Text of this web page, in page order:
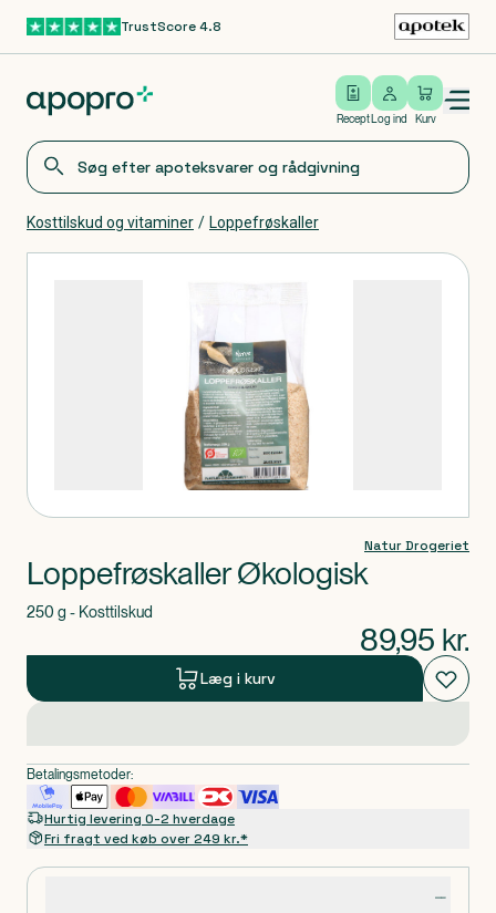
Gå til hovedindholdTrustScore 4.8
Recept
Log ind
Log ind Kurv
Open/close menu
Kosttilskud og vitaminer / Loppefrøskaller
Natur Drogeriet
Loppefrøskaller Økologisk
250 g - Kosttilskud
89,95 kr.
Læg i kurv
Betalingsmetoder:
Hurtig levering 0-2 hverdage
Fri fragt ved køb over 249 kr.*